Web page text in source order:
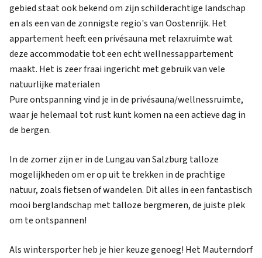
gebied staat ook bekend om zijn schilderachtige landschap
en als een van de zonnigste regio's van Oostenrijk. Het
appartement heeft een privésauna met relaxruimte wat
deze accommodatie tot een echt wellnessappartement
maakt. Het is zeer fraai ingericht met gebruik van vele
natuurlijke materialen
Pure ontspanning vind je in de privésauna/wellnessruimte,
waar je helemaal tot rust kunt komen na een actieve dag in
de bergen.
In de zomer zijn er in de Lungau van Salzburg talloze
mogelijkheden om er op uit te trekken in de prachtige
natuur, zoals fietsen of wandelen. Dit alles in een fantastisch
mooi berglandschap met talloze bergmeren, de juiste plek
om te ontspannen!
Als wintersporter heb je hier keuze genoeg! Het Mauterndorf